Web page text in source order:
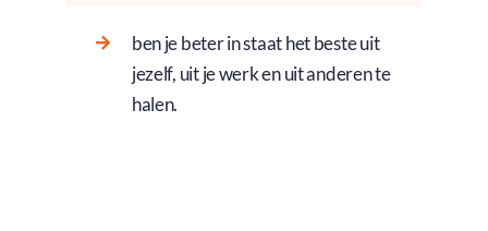
ben je beter in staat het beste uit
jezelf, uit je werk en uit anderen te
halen.